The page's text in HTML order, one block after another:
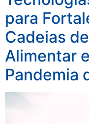
para
Cadeias
Alimentar
Pandemia